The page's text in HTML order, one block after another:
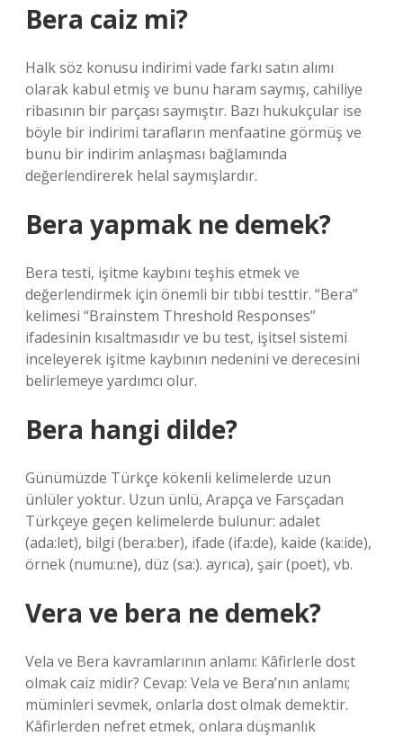
Bera caiz mi?
Halk söz konusu indirimi vade farkı satın alımı
olarak kabul etmiş ve bunu haram saymış, cahiliye
ribasının bir parçası saymıştır. Bazı hukukçular ise
böyle bir indirimi tarafların menfaatine görmüş ve
bunu bir indirim anlaşması bağlamında
değerlendirerek helal saymışlardır.
Bera yapmak ne demek?
Bera testi, işitme kaybını teşhis etmek ve
değerlendirmek için önemli bir tıbbi testtir. “Bera”
kelimesi “Brainstem Threshold Responses”
ifadesinin kısaltmasıdır ve bu test, işitsel sistemi
inceleyerek işitme kaybının nedenini ve derecesini
belirlemeye yardımcı olur.
Bera hangi dilde?
Günümüzde Türkçe kökenli kelimelerde uzun
ünlüler yoktur. Uzun ünlü, Arapça ve Farsçadan
Türkçeye geçen kelimelerde bulunur: adalet
(ada:let), bilgi (bera:ber), ifade (ifa:de), kaide (ka:ide),
örnek (numu:ne), düz (sa:). ayrıca), şair (poet), vb.
Vera ve bera ne demek?
Vela ve Bera kavramlarının anlamı: Kâfirlerle dost
olmak caiz midir? Cevap: Vela ve Bera’nın anlamı;
müminleri sevmek, onlarla dost olmak demektir.
Kâfirlerden nefret etmek, onlara düşmanlık